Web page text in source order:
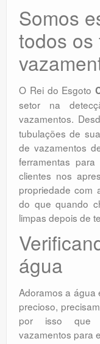
Somos
todos os
O Rei do Esgoto
setor na
vazamentos.
tubulações de
de vazamentos
ferramentas
clientes nos
propriedade com
do que quando
limpas depois de
água
Adoramos a água
precioso,
por isso que
vazamentos para